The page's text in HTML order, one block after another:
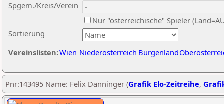
Sortierung
Spgem./Kreis/Verein
Nur "österreichische" Spieler
Vereinslisten:Wien Niederösterreich Burgenland
Pnr:143495 Name: Felix Danninger (Grafik Elo-Zeitreihe,